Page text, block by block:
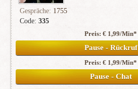
Code: 335
Gespräche: 1755
(371)
Preis: € 1,99/Min*
Pause - Rückruf
Preis: € 1,99/Min*
Pause - Chat